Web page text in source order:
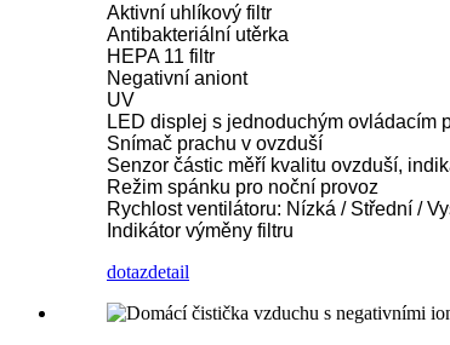
Aktivní uhlíkový filtr
Antibakteriální utěrka
HEPA 11 filtr
Negativní aniont
UV
LED displej s jednoduchým ovládacím
Snímač prachu v ovzduší
Senzor částic měří kvalitu ovzduší,
Režim spánku pro noční provoz
Rychlost ventilátoru: Nízká / Střední /
Indikátor výměny filtru
dotazdetail